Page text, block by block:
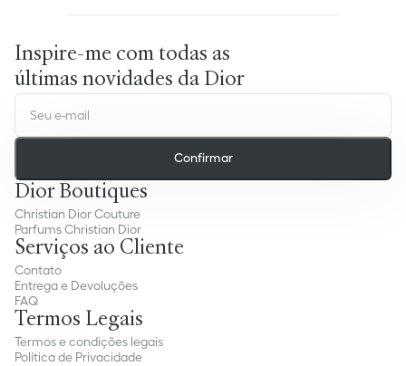
Inspire-me com todas as
últimas novidades da Dior
Confirmar
Dior Boutiques
Christian Dior Couture
Parfums Christian Dior
Serviços ao Cliente
Contato
Entrega e Devoluções
FAQ
Termos Legais
Termos e condições legais
Política de Privacidade